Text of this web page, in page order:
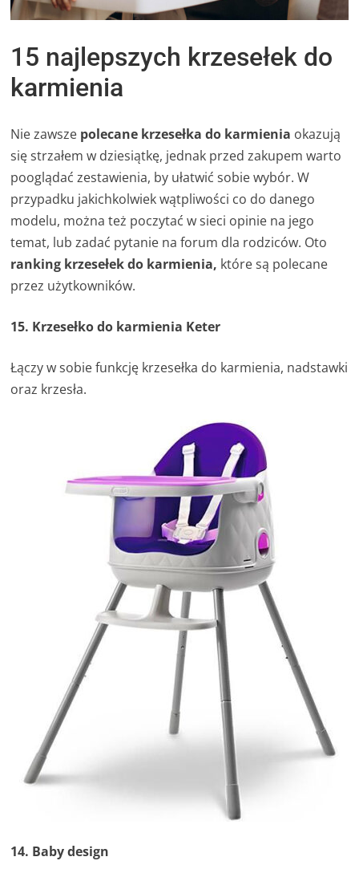
15 najlepszych krzesełek do
karmienia
Nie zawsze polecane krzesełka do karmienia okazują
się strzałem w dziesiątkę, jednak przed zakupem warto
pooglądać zestawienia, by ułatwić sobie wybór. W
przypadku jakichkolwiek wątpliwości co do danego
modelu, można też poczytać w sieci opinie na jego
temat, lub zadać pytanie na forum dla rodziców. Oto
ranking krzesełek do karmienia, które są polecane
przez użytkowników.
15. Krzesełko do karmienia Keter
Łączy w sobie funkcję krzesełka do karmienia, nadstawki
oraz krzesła.
14. Baby design